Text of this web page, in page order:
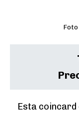
Esta coincard